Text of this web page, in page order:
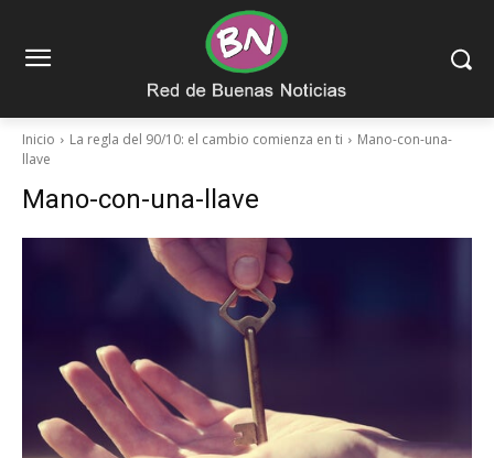
Inicio La regla del 90/10: el cambio comienza en ti
Mano-con-una-
llave
Mano-con-una-llave